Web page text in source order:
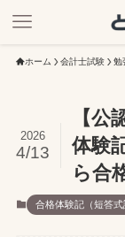
ホーム 会計士試験 勉
【公
体験
ら合
2026
4/13
合格体験記（短答式